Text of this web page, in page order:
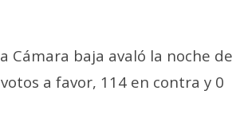
Cámara baja avaló la noche de
a favor, 114 en contra y 0